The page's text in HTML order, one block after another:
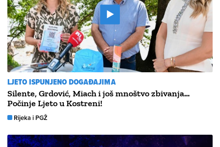
LJETO ISPUNJENO DOGAĐAJIMA
Silente, Grdović, Miach i još mnoštvo zbivanja…
Počinje Ljeto u Kostreni!
Rijeka i PGŽ